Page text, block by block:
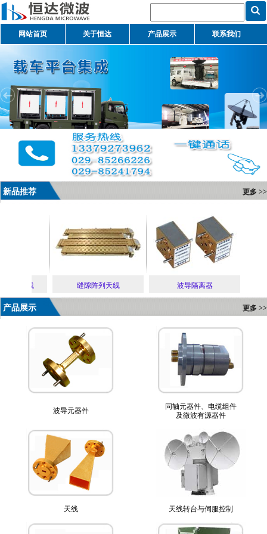
网站首页 关于恒达 产品展示 联系我们
新品推荐 更多 >>
喇叭天线 缝隙阵列天线 波导隔离器
产品展示 更多 >>
波导元器件
同轴元器件、电缆组件
及微波有源器件
天线 天线转台与伺服控制